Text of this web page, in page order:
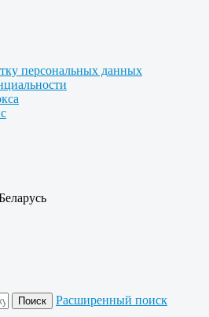
персональных данных
Расширенный поиск